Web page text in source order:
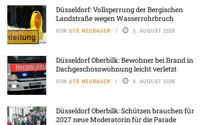
Düsseldorf: Vollsperrung der Bergischen
Landstraße wegen Wasserrohrbruch
VON UTE NEUBAUER 5. AUGUST 2026
Düsseldorf Oberbilk: Bewohner bei Brand in
Dachgeschosswohnung leicht verletzt
VON UTE NEUBAUER 4. AUGUST 2026
Düsseldorf Oberbilk: Schützen brauchen für
2027 neue Moderatorin für die Parade